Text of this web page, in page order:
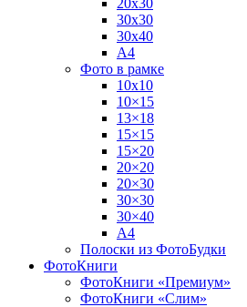
30х30
30х40
А4
Фото в рамке
10х10
10×15
13×18
15×15
15×20
20×20
20×30
30×30
30×40
A4
Полоски из ФотоБудки
ФотоКниги
ФотоКниги «Премиум»
ФотоКниги «Слим»